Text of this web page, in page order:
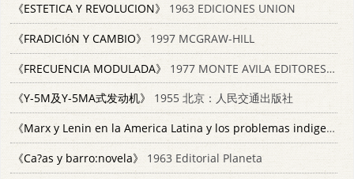
《ESTETICA Y REVOLUCION》
1963 EDICIONES UNION
《FRADICIóN Y CAMBIO》
1997 MCGRAW-HILL
《FRECUENCIA MODULADA》
1977 MONTE AVILA EDITORES C.A.
《Y-5M及Y-5MA式发动机》
1955 北京：人民交通出版社
《Marx y Lenin en la America Latina y los problemas indigenistas》
《Ca?as y barro:novela》
1963 Editorial Planeta